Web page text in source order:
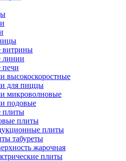
витрины
линии
печи
высокоскоростные
для пиццы
микроволновые
подовые
плиты
плиты
плиты
табуреты
жарочная
плиты